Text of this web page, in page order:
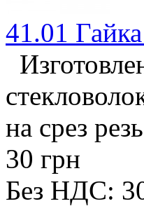
41.01
на срез
30 грн
Без НДС: